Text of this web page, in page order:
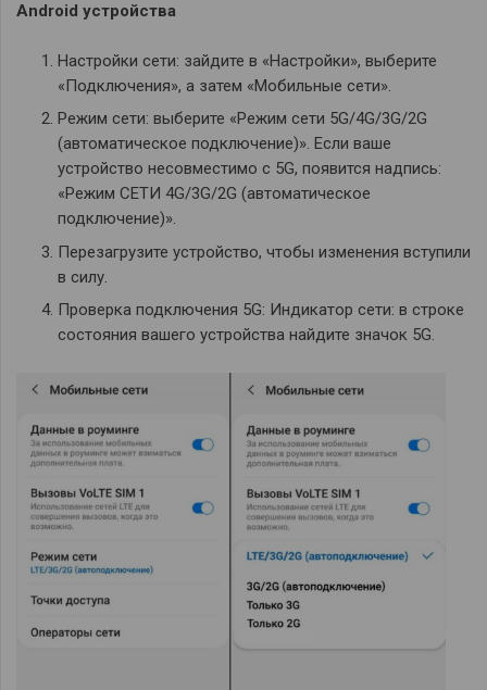
Android устройства
Настройки сети: зайдите в «Настройки», выберите
«Подключения», а затем «Мобильные сети».
Режим сети: выберите «Режим сети 5G/4G/3G/2G
(автоматическое подключение)». Если ваше
устройство несовместимо с 5G, появится надпись:
«Режим СЕТИ 4G/3G/2G (автоматическое
подключение)».
Перезагрузите устройство, чтобы изменения вступили
в силу.
Проверка подключения 5G: Индикатор сети: в строке
состояния вашего устройства найдите значок 5G.